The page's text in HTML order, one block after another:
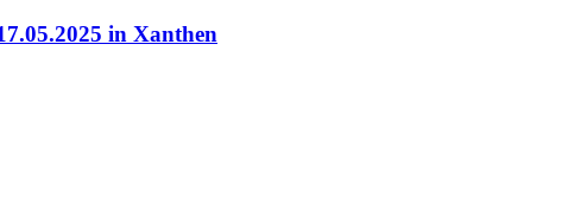
in Xanthen